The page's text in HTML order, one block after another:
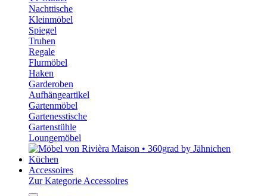
Nachttische
Kleinmöbel
Spiegel
Truhen
Regale
Flurmöbel
Haken
Garderoben
Aufhängeartikel
Gartenmöbel
Gartenesstische
Gartenstühle
Loungemöbel
Küchen
Accessoires
Zur Kategorie Accessoires